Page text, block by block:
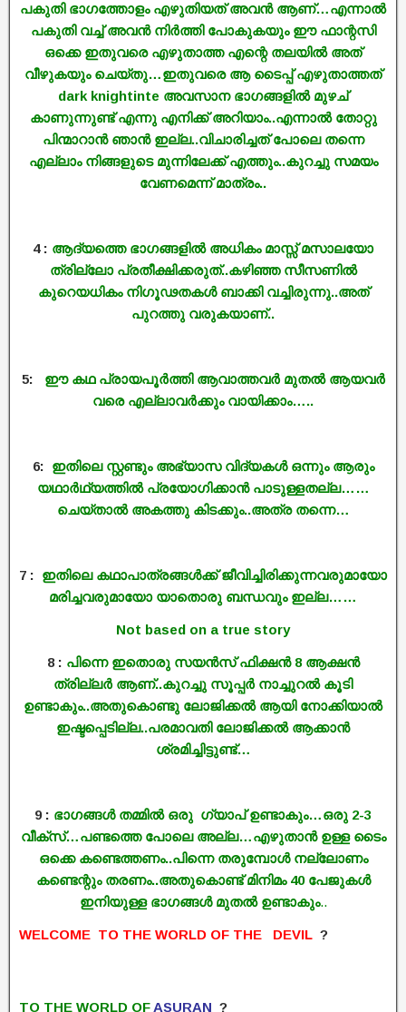
പകുതി ഭാഗത്തോളം എഴുതിയത് അവൻ ആണ്…എന്നാൽ
പകുതി വച്ച് അവൻ നിർത്തി പോകുകയും ഈ ഫാന്റസി
ഒക്കെ ഇതുവരെ എഴുതാത്ത എന്റെ തലയിൽ അത്
വീഴുകയും ചെയ്തു…ഇതുവരെ ആ ടൈപ്പ് എഴുതാത്തത്
dark knightinte അവസാന ഭാഗങ്ങളിൽ മുഴച്
കാണുന്നുണ്ട് എന്നു എനിക്ക് അറിയാം..എന്നാൽ തോറ്റു
പിന്മാറാൻ ഞാൻ ഇല്ല..വിചാരിച്ചത് പോലെ തന്നെ
എല്ലാം നിങ്ങളുടെ മുന്നിലേക്ക് എത്തും..കുറച്ചു സമയം
വേണമെന്ന് മാത്രം..
4 : ആദ്യത്തെ ഭാഗങ്ങളിൽ അധികം മാസ്സ് മസാലയോ
ത്രില്ലോ പ്രതീക്ഷിക്കരുത്..കഴിഞ്ഞ സീസണിൽ
കുറെയധികം നിഗൂഢതകൾ ബാക്കി വച്ചിരുന്നു..അത്
പുറത്തു വരുകയാണ്..
5: ഈ കഥ പ്രായപൂർത്തി ആവാത്തവർ മുതൽ ആയവർ
വരെ എല്ലാവർക്കും വായിക്കാം…..
6: ഇതിലെ സ്റ്റണ്ടും അഭ്യാസ വിദ്യകൾ ഒന്നും ആരും
യഥാർഥ്യത്തിൽ പ്രയോഗിക്കാൻ പാടുള്ളതല്ല……
ചെയ്താൽ അകത്തു കിടക്കും..അത്ര തന്നെ…
7 : ഇതിലെ കഥാപാത്രങ്ങൾക്ക് ജീവിച്ചിരിക്കുന്നവരുമായോ
മരിച്ചവരുമായോ യാതൊരു ബന്ധവും ഇല്ല……
Not based on a true story
8 : പിന്നെ ഇതൊരു സയൻസ് ഫിക്ഷൻ 8 ആക്ഷൻ
ത്രില്ലർ ആണ്..കുറച്ചു സൂപ്പർ നാച്ചുറൽ കൂടി
ഉണ്ടാകും..അതുകൊണ്ടു ലോജിക്കൽ ആയി നോക്കിയാൽ
ഇഷ്ടപ്പെടില്ല..പരമാവതി ലോജിക്കൽ ആക്കാൻ
ശ്രമിച്ചിട്ടുണ്ട്…
9 : ഭാഗങ്ങൾ തമ്മിൽ ഒരു ഗ്യാപ് ഉണ്ടാകും…ഒരു 2-3
വീക്‌സ്…പണ്ടത്തെ പോലെ അല്ല…എഴുതാൻ ഉള്ള ടൈം
ഒക്കെ കണ്ടെത്തണം..പിന്നെ തരുമ്പോൾ നല്ലോണം
കണ്ടെന്റും തരണം..അതുകൊണ്ട് മിനിമം 40 പേജുകൾ
ഇനിയുള്ള ഭാഗങ്ങൾ മുതൽ ഉണ്ടാകും..
WELCOME TO THE WORLD OF THE DEVIL ?
TO THE WORLD OF ASURAN ?